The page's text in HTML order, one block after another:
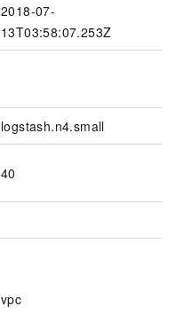
2018-07-
13T03:58:07.253Z
logstash.n4.small
40
vpc